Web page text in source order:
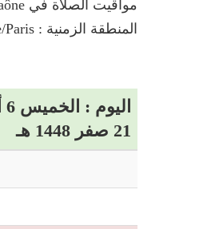
مواقيت الصلاة في Chalon-sur-Saône, فرنسا
المنطقة الزمنية : Europe/Paris.
اليوم : الخميس 6 أوت 2026 م
21 صفر 1448 هـ